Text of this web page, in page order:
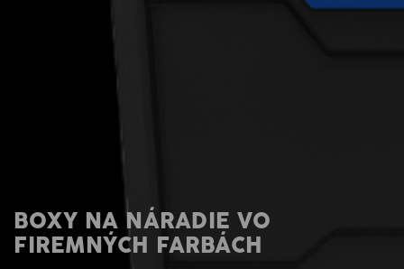
BOXY NA NÁRADIE VO
FIREMNÝCH FARBÁCH